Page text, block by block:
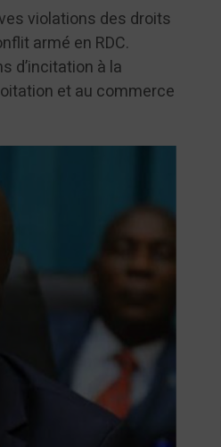
violations des droits
armé en RDC.
d’incitation à la
et au commerce